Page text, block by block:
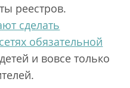
реестров.
сделать
обязательной
и вовсе только